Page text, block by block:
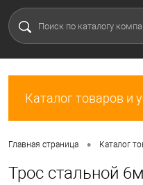
Каталог товаров и
Главная страница • Каталог
Трос стальной